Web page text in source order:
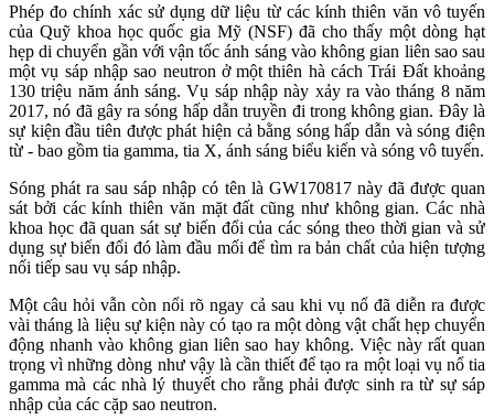
Phép đo chính xác sử dụng dữ liệu từ các kính thiên văn vô tuyến
của Quỹ khoa học quốc gia Mỹ (NSF) đã cho thấy một dòng hạt
hẹp di chuyển gần với vận tốc ánh sáng vào không gian liên sao sau
một vụ sáp nhập sao neutron ở một thiên hà cách Trái Đất khoảng
130 triệu năm ánh sáng. Vụ sáp nhập này xảy ra vào tháng 8 năm
2017, nó đã gây ra sóng hấp dẫn truyền đi trong không gian. Đây là
sự kiện đầu tiên được phát hiện cả bằng sóng hấp dẫn và sóng điện
từ - bao gồm tia gamma, tia X, ánh sáng biểu kiến và sóng vô tuyến.
Sóng phát ra sau sáp nhập có tên là GW170817 này đã được quan
sát bởi các kính thiên văn mặt đất cũng như không gian. Các nhà
khoa học đã quan sát sự biến đổi của các sóng theo thời gian và sử
dụng sự biến đổi đó làm đầu mối để tìm ra bản chất của hiện tượng
nối tiếp sau vụ sáp nhập.
Một câu hỏi vẫn còn nổi rõ ngay cả sau khi vụ nổ đã diễn ra được
vài tháng là liệu sự kiện này có tạo ra một dòng vật chất hẹp chuyển
động nhanh vào không gian liên sao hay không. Việc này rất quan
trọng vì những dòng như vậy là cần thiết để tạo ra một loại vụ nổ tia
gamma mà các nhà lý thuyết cho rằng phải được sinh ra từ sự sáp
nhập của các cặp sao neutron.